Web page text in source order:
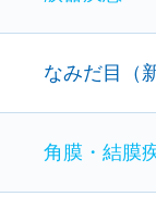
なみだ目（
角膜・結膜